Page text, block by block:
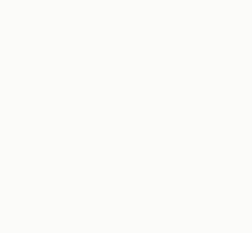
при этом стоит
находиться в